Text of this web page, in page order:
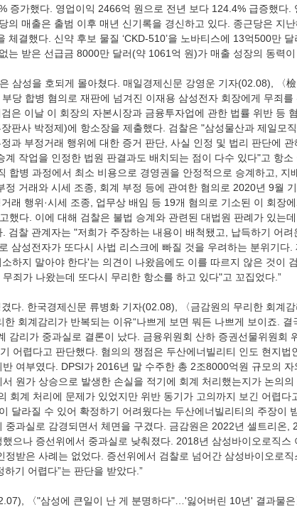
증가했다. 영업이익 2466억 원으로 전년 보다 124.4% 급증했다.
의 매출은 출범 이후 매년 신기록을 경신하고 있다. 종근당은 지
체결했다. 신약 후보 물질 ‘CKD-510’을 노바티스에 13억500만
는 받은 선급금 8000만 달러(약 1061억 원)가 매출 성장의 동력이
삼성을 호되게 몰아쳤다. 매일경제신문 강영운 기자(02.08), 〈
당 합병 혐의로 재판에 넘겨진 이재용 삼성전자 회장에게 무죄를
은 이날 이 회장의 자본시장과 금융투자업에 관한 법률 위반 등
판사 박정제)에 항소장을 제출했다. 검찰은 "삼성물산과 제일모
과 부정거래 행위에 대한 증거 판단, 사실 인정 및 법리 판단에
계 작업을 인정한 법원 판결과도 배치되는 점이 다수 있다"고 항소
합병 과정에서 최소 비용으로 경영권을 안정적으로 승계하고, 지
정 거래와 시세 조종, 회계 부정 등에 관여한 혐의로 2020년 9월
래 행위·시세 조종, 업무상 배임 등 19개 혐의로 기소된 이 회장
했다. 이에 대해 검찰은 불법 승계와 관련된 대법원 판례가 있는
검찰 관계자는 "저희가 주장하는 내용이 배척됐고, 납득하기 어
삼성전자가 또다시 사법 리스크에 빠질 것을 우려하는 분위기다.
하지 말아야 한다'는 의견이 나왔음에도 이를 따르지 않은 것이
죄가 나왔는데 또다시 무리한 항소를 하고 있다"고 꼬집었다.”
다. 한국경제신문 류병화 기자(02.08), 〈금감원의 무리한 회계
한 회계감리가 반복되는 이유“나쁘게 보면 뭐든 나쁘게 보이죠.
감리가 중과실로 결론이 났다. 금융위원회 산하 증권선물위원회
기 어렵다고 판단했다. 혐의의 쟁점은 두산에너빌리티 인도 현지법
여부였다. DPSI가 2016년 말 수주한 총 2조8000억원 규모의
원가 상승으로 발생한 손실을 적기에 회계 처리했는지가 논의의
회계 처리에 문제가 있었지만 위반 동기가 고의까지 보긴 어렵다
달라질 수 있어 확정하기 어려웠다는 두산에너빌리티의 주장이
중과실로 감경되면서 체면을 구겼다. 금감원은 2022년 셀트리온,
으나 증선위에서 중과실로 낮춰졌다. 2018년 삼성바이오로직스
정받은 사례는 없었다. 증선위에서 검찰로 넘어간 삼성바이오로직
기 어렵다”는 판단을 받았다.”
〈"삼성에 큰일이 난 게 분명하다"…'잃어버린 10년' 결과물